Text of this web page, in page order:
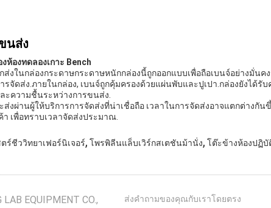
นส่ง
ห้องทดลองเกาะ Bench
ส่งในกล่องกระดาษกระดาษหนักกล่องนี้ถูกออกแบบเพื่อถือเบนจ์อย่างมั่นค
จัดส่ง.ภายในกล่อง, เบนจ์ถูกคุ้มครองด้วยแผ่นพับและปูเปา.กล่องยังได้รั
ะความชื้นระหว่างการขนส่ง.
ส่งผ่านผู้ให้บริการการจัดส่งที่น่าเชื่อถือ เวลาในการจัดส่งอาจแตกต่างกั
เพื่อทราบเวลาจัดส่งประมาณ.
ร์ชีววิทยาเฟอร์นิเจอร์, โพรพิลีนแล็บเวิร์กสเตชันม้านั่ง, โต๊ะข้างห้องปฏิบั
LAB EQUIPMENT CO.,
ส่งคำถามของคุณกับเราโดยตรง